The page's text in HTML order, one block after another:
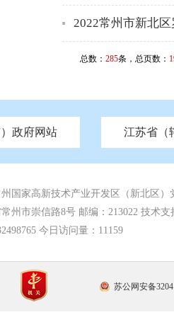
2022常州市新北
总数： 285条，总页数：
政府网站
重庆 河南 河北 山西
江苏省（
南京市政府 苏州市政府 无锡
局 市教育局 市科技局 市
市审计局 市外事办 市生态
国家高新技术产业开发区（新北区）
州市崇信路8号 邮编：213022 技术支
今日访问量： 11159
苏公网安备